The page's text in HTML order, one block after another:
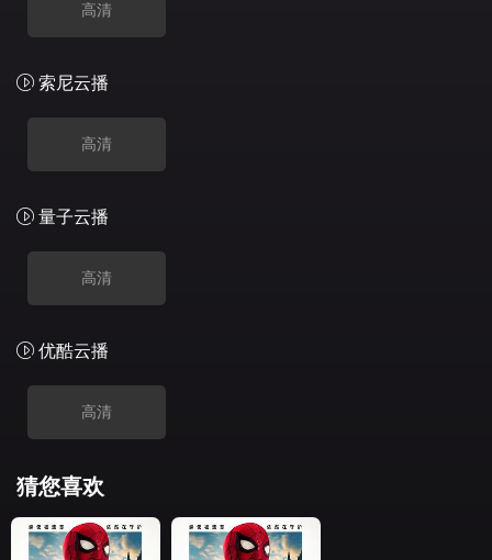
高清
索尼云播
高清
量子云播
高清
优酷云播
高清
猜您喜欢